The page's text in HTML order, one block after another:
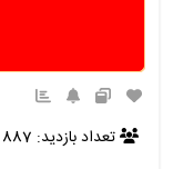
تعداد بازدید: 887 |